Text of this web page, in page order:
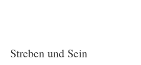
Streben und Sein